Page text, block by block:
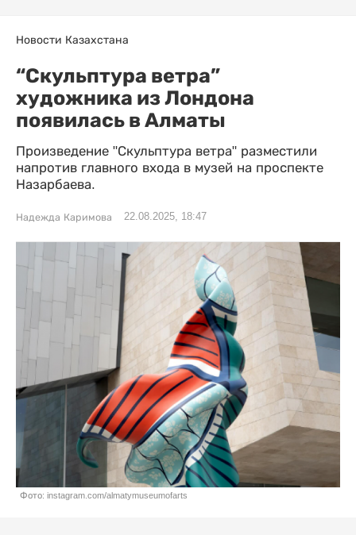
Новости Казахстана
“Скульптура ветра”
художника из Лондона
появилась в Алматы
Произведение "Скульптура ветра" разместили
напротив главного входа в музей на проспекте
Назарбаева.
Надежда Каримова 22.08.2025, 18:47
Фото: instagram.com/almatymuseumofarts